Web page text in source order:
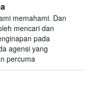
memahami. Dan
mencari dan
pada
agensi yang
percuma